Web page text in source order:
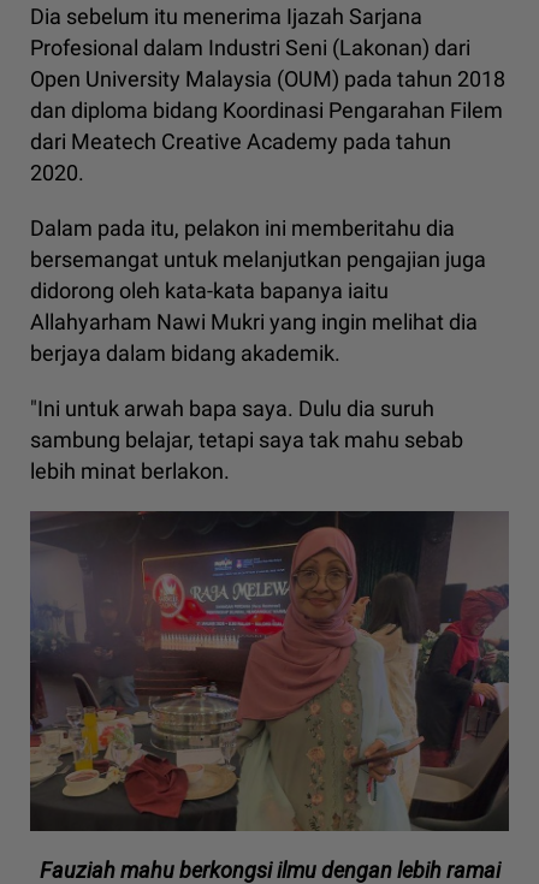
Dia sebelum itu menerima Ijazah Sarjana
Profesional dalam Industri Seni (Lakonan) dari
Open University Malaysia (OUM) pada tahun 2018
dan diploma bidang Koordinasi Pengarahan Filem
dari Meatech Creative Academy pada tahun
2020.
Dalam pada itu, pelakon ini memberitahu dia
bersemangat untuk melanjutkan pengajian juga
didorong oleh kata-kata bapanya iaitu
Allahyarham Nawi Mukri yang ingin melihat dia
berjaya dalam bidang akademik.
"Ini untuk arwah bapa saya. Dulu dia suruh
sambung belajar, tetapi saya tak mahu sebab
lebih minat berlakon.
Fauziah mahu berkongsi ilmu dengan lebih ramai